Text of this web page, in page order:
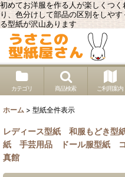
初めてお洋服を作る人が楽しくつ
り、色分けして部品の区別をしや
る型紙が沢山あります
カテゴリ 商品検索 ご利用案内
ホーム > 型紙全件表示
レディース型紙 和服もどき型
紙
手芸用品 ドール服型紙
真館